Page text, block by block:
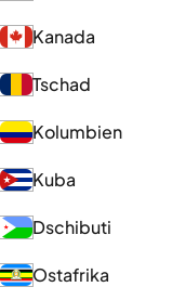
Kanada
Tschad
Kolumbien
Kuba
Dschibuti
Ostafrika